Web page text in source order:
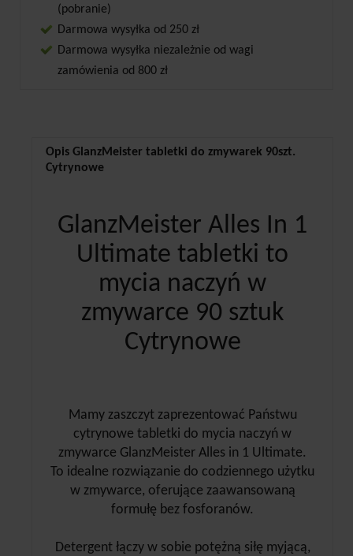
(pobranie)
Darmowa wysyłka od 250 zł
Darmowa wysyłka niezależnie od wagi
zamówienia od 800 zł
Opis GlanzMeister tabletki do zmywarek 90szt.
Cytrynowe
GlanzMeister Alles In 1
Ultimate tabletki to
mycia naczyń w
zmywarce 90 sztuk
Cytrynowe
Mamy zaszczyt zaprezentować Państwu
cytrynowe tabletki do mycia naczyń w
zmywarce GlanzMeister Alles in 1 Ultimate.
To idealne rozwiązanie do codziennego użytku
w zmywarce, oferujące zaawansowaną
formułę bez fosforanów.
Detergent łączy w sobie potężną siłę myjącą,